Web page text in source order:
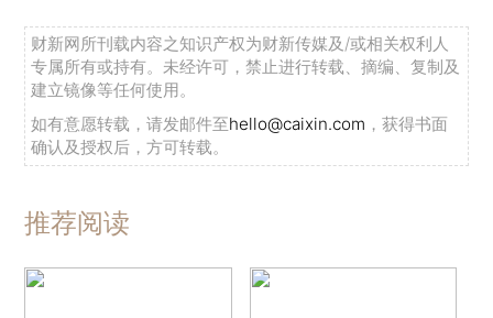
财新网所刊载内容之知识产权为财新传媒及/或相关权利人
专属所有或持有。未经许可，禁止进行转载、摘编、复制及
建立镜像等任何使用。
如有意愿转载，请发邮件至hello@caixin.com ，获得书面
确认及授权后，方可转载。
推荐阅读